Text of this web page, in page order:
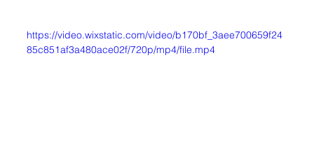
https://video.wixstatic.com/video/b170bf_3aee700659f24
85c851af3a480ace02f/720p/mp4/file.mp4